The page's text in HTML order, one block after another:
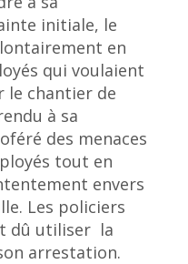
initiale, le
en
qui voulaient
le chantier de
à sa
des menaces
tout en
envers
Les policiers
dû utiliser la
arrestation.